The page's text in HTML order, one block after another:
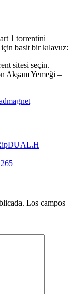
1 torrentini
basit bir kılavuz:
sitesi seçin.
Akşam Yemeği –
Los campos